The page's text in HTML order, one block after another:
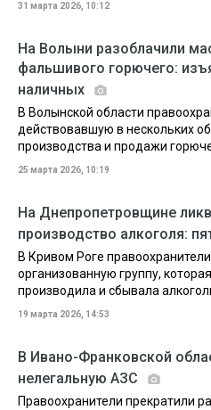
31 марта 2026, 10:12
На Волыни разоблачили
фальшивого горючего:
наличных
В Волынской области
действовавшую в нескольких
производства и продажи
25 марта 2026, 10:19
На Днепропетровщине
производство алкоголя:
В Кривом Роге
организованную группу,
производила и сбывала
19 марта 2026, 14:53
В Ивано-Франковской
нелегальную АЗС
Правоохранители прекратили